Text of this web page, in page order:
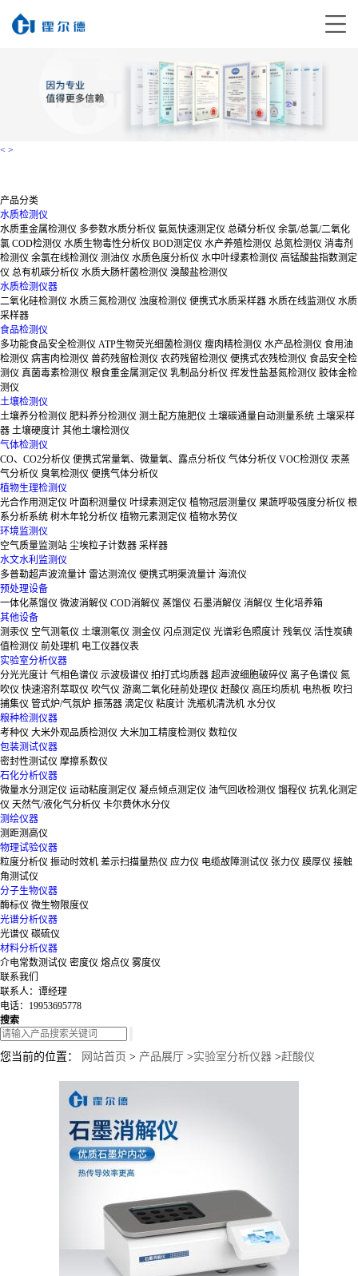
< >
产品分类
水质检测仪
水质重金属检测仪 多参数水质分析仪 氨氮快速测定仪 总磷分析仪 余氯/总氯/二氧化
氯 COD检测仪 水质生物毒性分析仪 BOD测定仪 水产养殖检测仪 总氮检测仪 消毒剂
检测仪 余氯在线检测仪 测油仪 水质色度分析仪 水中叶绿素检测仪 高锰酸盐指数测定
仪 总有机碳分析仪 水质大肠杆菌检测仪 溴酸盐检测仪
水质检测仪器
二氧化硅检测仪 水质三氮检测仪 浊度检测仪 便携式水质采样器 水质在线监测仪 水质
采样器
食品检测仪
多功能食品安全检测仪 ATP生物荧光细菌检测仪 瘦肉精检测仪 水产品检测仪 食用油
检测仪 病害肉检测仪 兽药残留检测仪 农药残留检测仪 便携式农残检测仪 食品安全检
测仪 真菌毒素检测仪 粮食重金属测定仪 乳制品分析仪 挥发性盐基氮检测仪 胶体金检
测仪
土壤检测仪
土壤养分检测仪 肥料养分检测仪 测土配方施肥仪 土壤碳通量自动测量系统 土壤采样
器 土壤硬度计 其他土壤检测仪
气体检测仪
CO、CO2分析仪 便携式常量氧、微量氧、露点分析仪 气体分析仪 VOC检测仪 汞蒸
气分析仪 臭氧检测仪 便携气体分析仪
植物生理检测仪
光合作用测定仪 叶面积测量仪 叶绿素测定仪 植物冠层测量仪 果蔬呼吸强度分析仪 根
系分析系统 树木年轮分析仪 植物元素测定仪 植物水势仪
环境监测仪
空气质量监测站 尘埃粒子计数器 采样器
水文水利监测仪
多普勒超声波流量计 雷达测流仪 便携式明渠流量计 海流仪
预处理设备
一体化蒸馏仪 微波消解仪 COD消解仪 蒸馏仪 石墨消解仪 消解仪 生化培养箱
其他设备
测汞仪 空气测氡仪 土壤测氡仪 测金仪 闪点测定仪 光谱彩色照度计 残氧仪 活性炭碘
值检测仪 前处理机 电工仪器仪表
实验室分析仪器
分光光度计 气相色谱仪 示波极谱仪 拍打式均质器 超声波细胞破碎仪 离子色谱仪 氮
吹仪 快速溶剂萃取仪 吹气仪 游离二氧化硅前处理仪 赶酸仪 高压均质机 电热板 吹扫
捕集仪 管式炉/气氛炉 振荡器 滴定仪 粘度计 洗瓶机清洗机 水分仪
粮种检测仪器
考种仪 大米外观品质检测仪 大米加工精度检测仪 数粒仪
包装测试仪器
密封性测试仪 摩擦系数仪
石化分析仪器
微量水分测定仪 运动粘度测定仪 凝点倾点测定仪 油气回收检测仪 馏程仪 抗乳化测定
仪 天然气/液化气分析仪 卡尔费休水分仪
测绘仪器
测距测高仪
物理试验仪器
粒度分析仪 振动时效机 差示扫描量热仪 应力仪 电缆故障测试仪 张力仪 膜厚仪 接触
角测试仪
分子生物仪器
酶标仪 微生物限度仪
光谱分析仪器
光谱仪 碳硫仪
材料分析仪器
介电常数测试仪 密度仪 熔点仪 雾度仪
联系我们
联系人：谭经理
电话：19953695778
搜索
您当前的位置： 网站首页 > 产品展厅 >实验室分析仪器 >赶酸仪